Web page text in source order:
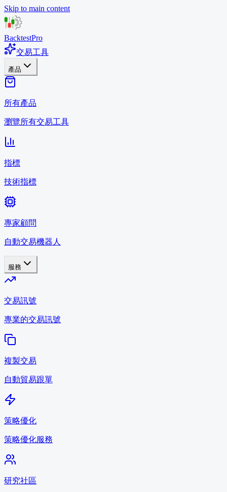
Skip to main content
BacktestPro
交易工具
產品
所有產品
瀏覽所有交易工具
指標
技術指標
專家顧問
自動交易機器人
服務
交易訊號
專業的交易訊號
複製交易
自動貿易跟單
策略優化
策略優化服務
研究社區